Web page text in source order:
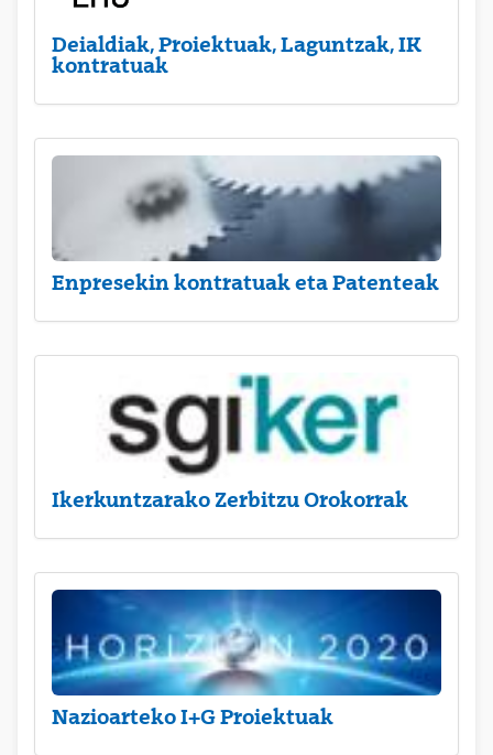
Deialdiak, Proiektuak, Laguntzak, IK
kontratuak
Enpresekin kontratuak eta Patenteak
Ikerkuntzarako Zerbitzu Orokorrak
Nazioarteko I+G Proiektuak